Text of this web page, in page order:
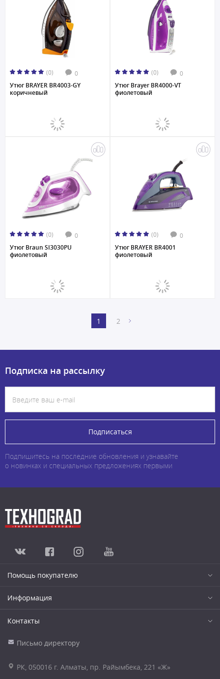
(0) 0
Утюг BRAYER BR4003-GY
коричневый
(0) 0
Утюг Brayer BR4000-VT
фиолетовый
(0) 0
Утюг Braun SI3030PU
фиолетовый
(0) 0
Утюг BRAYER BR4001
фиолетовый
1 2
Подписка на рассылку
Подписаться
Подпишитесь на последние обновления и узнавайте
о новинках и специальных предложениях первыми
Помощь покупателю
Информация
Контакты
Письмо директору
РК, 050016 г. Алматы, пр. Райымбека, 221 «Ж»